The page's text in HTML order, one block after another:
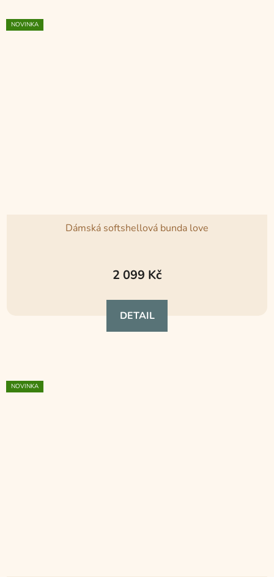
NOVINKA
Dámská softshellová bunda love
2 099 Kč
DETAIL
NOVINKA